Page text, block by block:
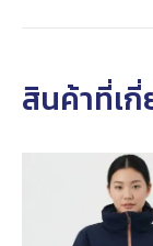
สินค้าที่เ